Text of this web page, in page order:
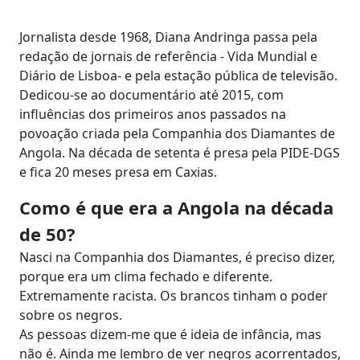
Jornalista desde 1968, Diana Andringa passa pela
redação de jornais de referência - Vida Mundial e
Diário de Lisboa- e pela estação pública de televisão.
Dedicou-se ao documentário até 2015, com
influências dos primeiros anos passados na
povoação criada pela Companhia dos Diamantes de
Angola. Na década de setenta é presa pela PIDE-DGS
e fica 20 meses presa em Caxias.
Como é que era a Angola na década
de 50?
Nasci na Companhia dos Diamantes, é preciso dizer,
porque era um clima fechado e diferente.
Extremamente racista. Os brancos tinham o poder
sobre os negros.
As pessoas dizem-me que é ideia de infância, mas
não é. Ainda me lembro de ver negros acorrentados,